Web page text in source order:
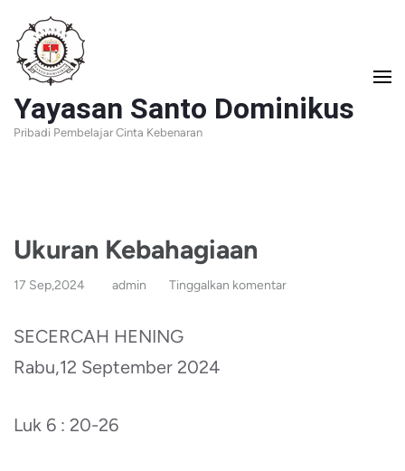
Lompat
ke
konten
(Tekan
Enter)
Yayasan Santo Dominikus
Pribadi Pembelajar Cinta Kebenaran
Ukuran Kebahagiaan
17 Sep,2024 admin Tinggalkan komentar
SECERCAH HENING
Rabu,12 September 2024
Luk 6 : 20-26